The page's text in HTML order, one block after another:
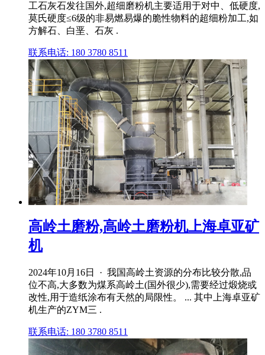
工石灰石发往国外,超细磨粉机主要适用于对中、低硬度,
莫氏硬度≤6级的非易燃易爆的脆性物料的超细粉加工,如
方解石、白垩、石灰 .
联系电话: 180 3780 8511
高岭土磨粉,高岭土磨粉机上海卓亚矿
机
2024年10月16日 · 我国高岭土资源的分布比较分散,品
位不高,大多数为煤系高岭土(国外很少),需要经过煅烧或
改性,用于造纸涂布有天然的局限性。 ... 其中上海卓亚矿
机生产的ZYM三 .
联系电话: 180 3780 8511